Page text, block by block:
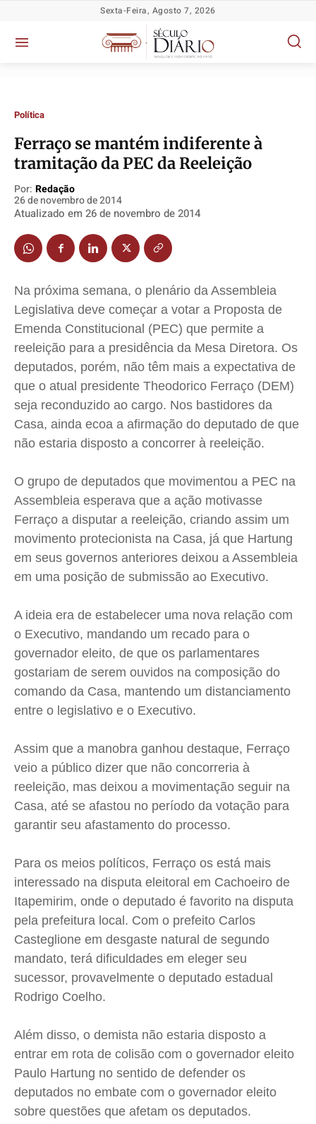
Política
Socioeconômicas
TV Século
Justiça
Educação
Segurança
Cidades
Direitos
Economia
Cultura
Colunas
Jr Mignone (in memorian)
Wanda Sily
Publicidade Legal
Anuncie
Quem Somos
Expediente
Contato
Anuncie
Termos de Uso
Política
Socioeconômicas
TV Século
Justiça
Educação
Segurança
Cidades
Direitos
Economia
Cultura
Colunas
Jr Mignone (in memorian)
Wanda Sily
Publicidade Legal
Anuncie
Quem Somos
Expediente
Contato
Anuncie
Termos de Uso
Política
Socioeconômicas
TV Século
Justiça
Educação
Segurança
Cidades
Direitos
Economia
Cultura
Colunas
Jr Mignone (in memorian)
Wanda Sily
Publicidade Legal
Anuncie
Quem Somos
Expediente
Contato
Anuncie
Termos de Uso
Política
Socioeconômicas
TV Século
Justiça
Educação
Segurança
Cidades
Direitos
Economia
Cultura
Colunas
Jr Mignone (in memorian)
Wanda Sily
Publicidade Legal
Anuncie
Quem Somos
Expediente
Contato
Anuncie
Termos de Uso
Sexta-Feira, Agosto 7, 2026
Política
Ferraço se mantém indiferente à
tramitação da PEC da Reeleição
Por: Redação
26 de novembro de 2014
Atualizado em 26 de novembro de 2014
Na próxima semana, o plenário da Assembleia
Legislativa deve começar a votar a Proposta de
Emenda Constitucional (PEC) que permite a
reeleição para a presidência da Mesa Diretora. Os
deputados, porém, não têm mais a expectativa de
que o atual presidente Theodorico Ferraço (DEM)
seja reconduzido ao cargo. Nos bastidores da
Casa, ainda ecoa a afirmação do deputado de que
não estaria disposto a concorrer à reeleição.
O grupo de deputados que movimentou a PEC na
Assembleia esperava que a ação motivasse
Ferraço a disputar a reeleição, criando assim um
movimento protecionista na Casa, já que Hartung
em seus governos anteriores deixou a Assembleia
em uma posição de submissão ao Executivo.
A ideia era de estabelecer uma nova relação com
o Executivo, mandando um recado para o
governador eleito, de que os parlamentares
gostariam de serem ouvidos na composição do
comando da Casa, mantendo um distanciamento
entre o legislativo e o Executivo.
Assim que a manobra ganhou destaque, Ferraço
veio a público dizer que não concorreria à
reeleição, mas deixou a movimentação seguir na
Casa, até se afastou no período da votação para
garantir seu afastamento do processo.
Para os meios políticos, Ferraço os está mais
interessado na disputa eleitoral em Cachoeiro de
Itapemirim, onde o deputado é favorito na disputa
pela prefeitura local. Com o prefeito Carlos
Casteglione em desgaste natural de segundo
mandato, terá dificuldades em eleger seu
sucessor, provavelmente o deputado estadual
Rodrigo Coelho.
Além disso, o demista não estaria disposto a
entrar em rota de colisão com o governador eleito
Paulo Hartung no sentido de defender os
deputados no embate com o governador eleito
sobre questões que afetam os deputados.